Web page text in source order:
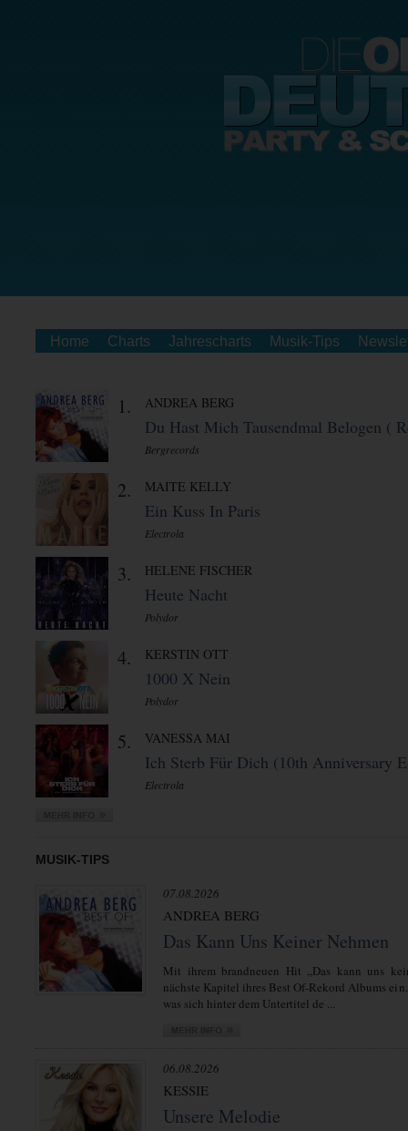
Home Charts Jahrescharts Musik-Tips
1. ANDREA BERG
Du Hast Mich Tausendmal Belogen (
Bergrecords
2. MAITE KELLY
Ein Kuss In Paris
Electrola
3. HELENE FISCHER
Heute Nacht
Polydor
4. KERSTIN OTT
1000 X Nein
Polydor
5. VANESSA MAI
Ich Sterb Für Dich (10th Anniversary
Electrola
MUSIK-TIPS
07.08.2026
ANDREA BERG
Das Kann Uns Keiner Nehmen
Mit ihrem brandneuen Hit „Das kann uns
nächste Kapitel ihres Best Of-Rekord Albums
was sich hinter dem Untertitel de ...
06.08.2026
KESSIE
Unsere Melodie